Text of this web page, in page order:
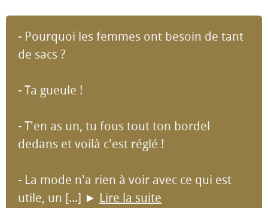
- Pourquoi les femmes ont besoin de tant
de sacs ?
- Ta gueule !
- T'en as un, tu fous tout ton bordel
dedans et voilà c'est réglé !
- La mode n'a rien à voir avec ce qui est
utile, un [...] ► Lire la suite